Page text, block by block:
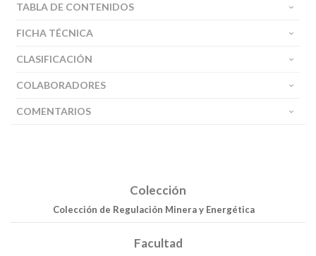
TABLA DE CONTENIDOS
FICHA TÉCNICA
CLASIFICACIÓN
COLABORADORES
COMENTARIOS
Colección
Colección de Regulación Minera y Energética
Facultad